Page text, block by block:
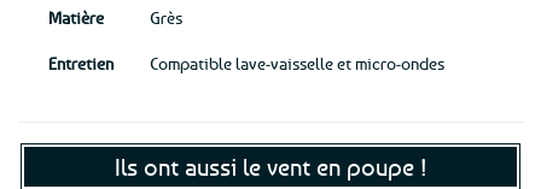
Matière Grès
Entretien Compatible lave-vaisselle et micro-ondes
Ils ont aussi le vent en poupe !